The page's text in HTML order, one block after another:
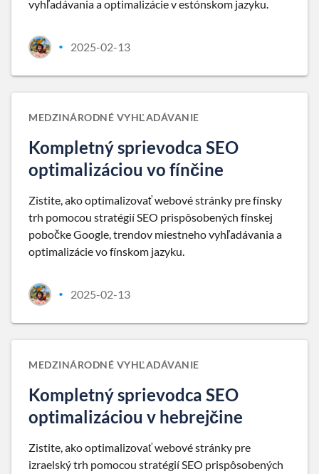
vyhľadávania a optimalizácie v estónskom jazyku.
• 2025-02-13
MEDZINÁRODNÉ VYHĽADÁVANIE
Kompletný sprievodca SEO
optimalizáciou vo fínčine
Zistite, ako optimalizovať webové stránky pre fínsky
trh pomocou stratégií SEO prispôsobených fínskej
pobočke Google, trendov miestneho vyhľadávania a
optimalizácie vo fínskom jazyku.
• 2025-02-13
MEDZINÁRODNÉ VYHĽADÁVANIE
Kompletný sprievodca SEO
optimalizáciou v hebrejčine
Zistite, ako optimalizovať webové stránky pre
izraelský trh pomocou stratégií SEO prispôsobených